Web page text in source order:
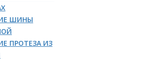
ШИНЫ
ПРОТЕЗА ИЗ